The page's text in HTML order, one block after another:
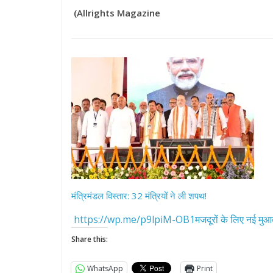
(Allrights Magazine
मंत्रिमंडल विस्तार: 32 मंत्रियों ने ली शपथ!
https://wp.me/p9lpiM-OB1मजदूरों के लिए नई
Share this:
WhatsApp Print
All Rights News
Pradesh
राजनीति
समाजवादी
खिलाफ प्रदर्शन